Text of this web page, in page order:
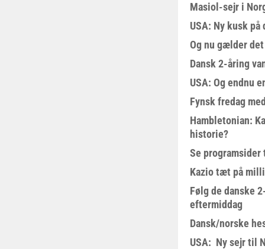
Masiol-sejr i
USA: Ny kusk på
Og nu gælder
Dansk 2-åring
USA: Og endnu
Fynsk fredag
Hambletonian:
historie?
Se
Kazio tæt på
Følg de danske
eftermiddag
Dansk/norske
USA: Ny sejr til